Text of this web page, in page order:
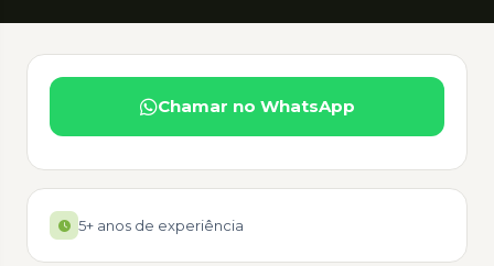
Chamar no WhatsApp
5+ anos de experiência